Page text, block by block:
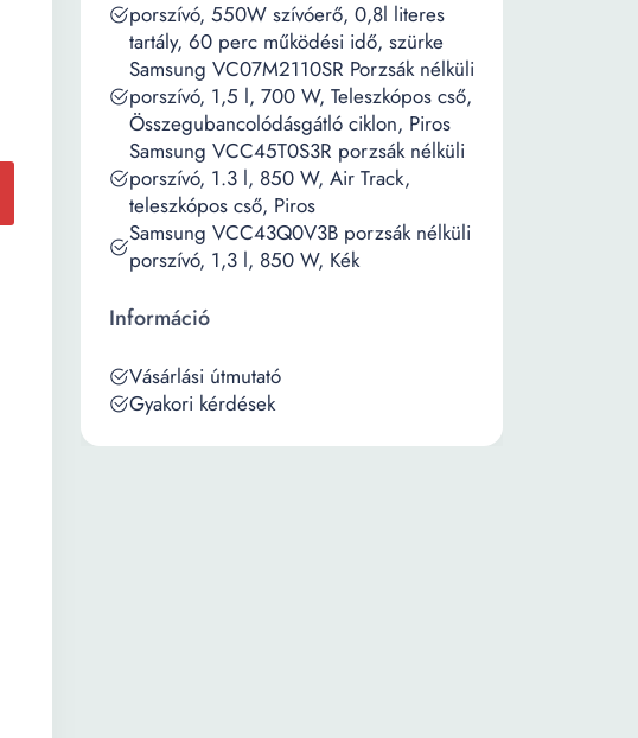
porszívó, 550W szívóerő, 0,8l literes
tartály, 60 perc működési idő, szürke
Samsung VC07M2110SR Porzsák nélküli
porszívó, 1,5 l, 700 W, Teleszkópos cső,
Összegubancolódásgátló ciklon, Piros
Samsung VCC45T0S3R porzsák nélküli
porszívó, 1.3 l, 850 W, Air Track,
teleszkópos cső, Piros
Samsung VCC43Q0V3B porzsák nélküli
porszívó, 1,3 l, 850 W, Kék
Információ
Vásárlási útmutató
Gyakori kérdések